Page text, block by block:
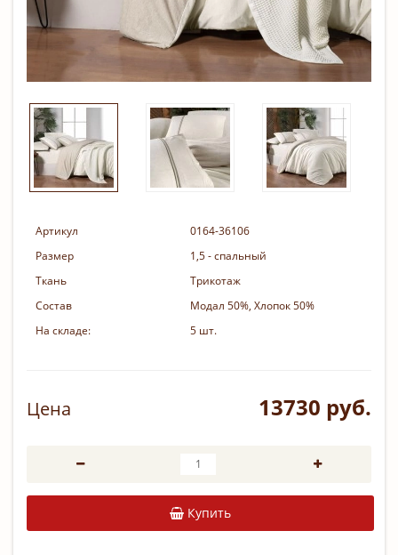
Артикул
0164-36106
Размер
1,5 - спальный
Ткань
Трикотаж
Состав
Модал 50%, Хлопок 50%
На складе:
5 шт.
Цена 13730 руб.
Купить